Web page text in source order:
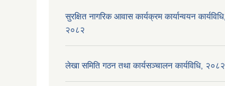
सुरक्षित नागरिक आवास कार्यक्रम कार्यान्वयन कार्यविधि,
२०८२
लेखा समिति गठन तथा कार्यसञ्चालन कार्यविधि, २०८२